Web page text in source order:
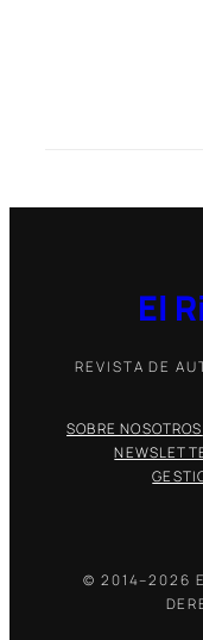
El
REVISTA DE
SOBRE NOSOTROS
© 2014–2026